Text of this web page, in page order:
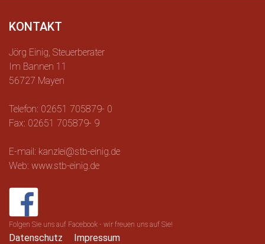
KONTAKT
Jörg Einig, Steuerberater
Im Bannen 11
56727 Mayen
Telefon: 02651 705879- 0
Fax: 02651 705879- 9
E-mail: kanzlei@stb-einig.de
Web: www.stb-einig.de
Folgen Sie uns auf Facebook - wir freuen uns auf Sie!
Datenschutz Impressum